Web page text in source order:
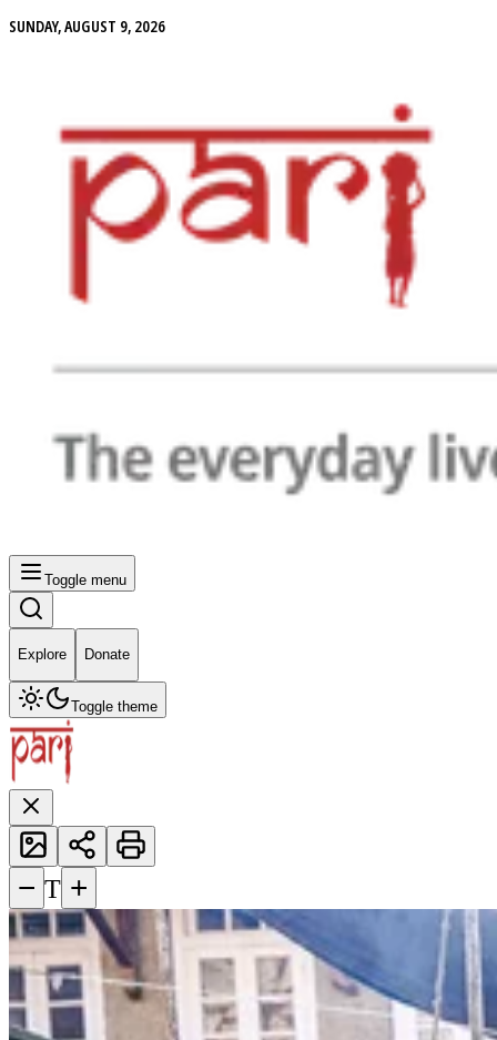
SUNDAY, AUGUST 9, 2026
Toggle menu
Explore Donate
Toggle theme
− T +